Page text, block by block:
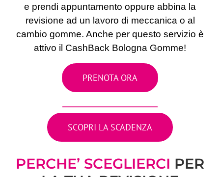
e prendi appuntamento oppure abbina la
revisione ad un lavoro di meccanica o al
cambio gomme. Anche per questo servizio è
attivo il CashBack Bologna Gomme!
PRENOTA ORA
SCOPRI LA SCADENZA
PERCHE’ SCEGLIERCI PER